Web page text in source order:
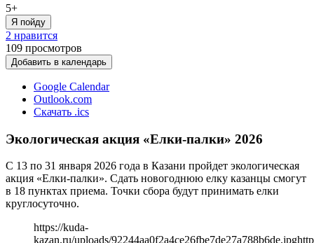
5+
Я пойду
2 нравится
109 просмотров
Добавить в календарь
Google Calendar
Outlook.com
Скачать .ics
Экологическая акция «Елки-палки» 2026
С 13 по 31 января 2026 года в Казани пройдет экологическая
акция «Елки-палки». Сдать новогоднюю елку казанцы смогут
в 18 пунктах приема. Точки сбора будут принимать елки
круглосуточно.
https://kuda-
kazan.ru/uploads/92244aa0f2a4ce26fbe7de27a788b6de.jpg